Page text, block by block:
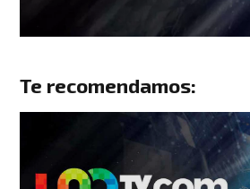
Te recomendamos: